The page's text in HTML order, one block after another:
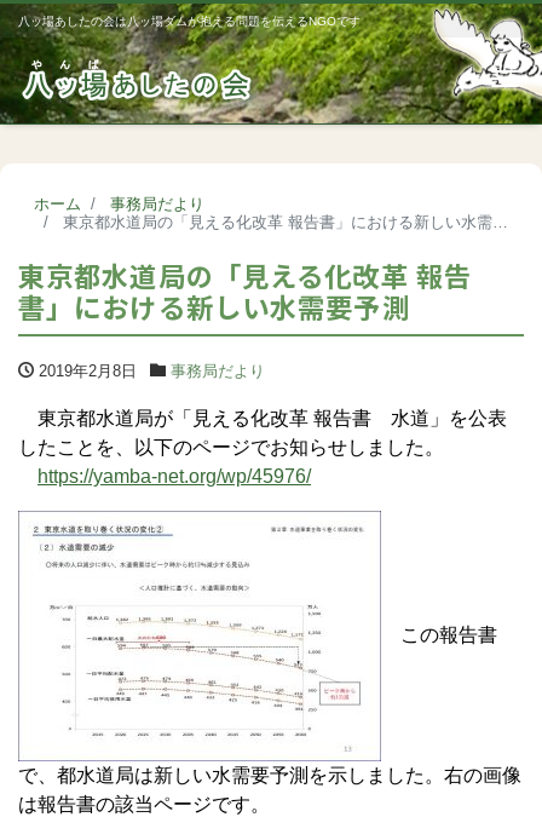
八ッ場あしたの会は八ッ場ダムが抱える問題を伝えるNGOです
ホーム
事務局だより
東京都水道局の「見える化改革 報告書」における新しい水需要予測
東京都水道局の「見える化改革 報告
書」における新しい水需要予測
2019年2月8日 事務局だより
東京都水道局が「見える化改革 報告書 水道」を公表
したことを、以下のページでお知らせしました。
https://yamba-net.org/wp/45976/
この報告書
で、都水道局は新しい水需要予測を示しました。右の画像
は報告書の該当ページです。